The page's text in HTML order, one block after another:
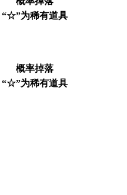
“☆”为稀有道具
概率掉落
“☆”为稀有道具